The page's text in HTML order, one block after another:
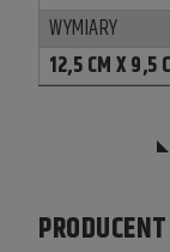
WYMIARY
12,5 CM X 9,5
PRODUCENT